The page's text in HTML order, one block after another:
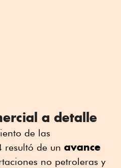
a detalle
de las
resultó de un avance
no petroleras y